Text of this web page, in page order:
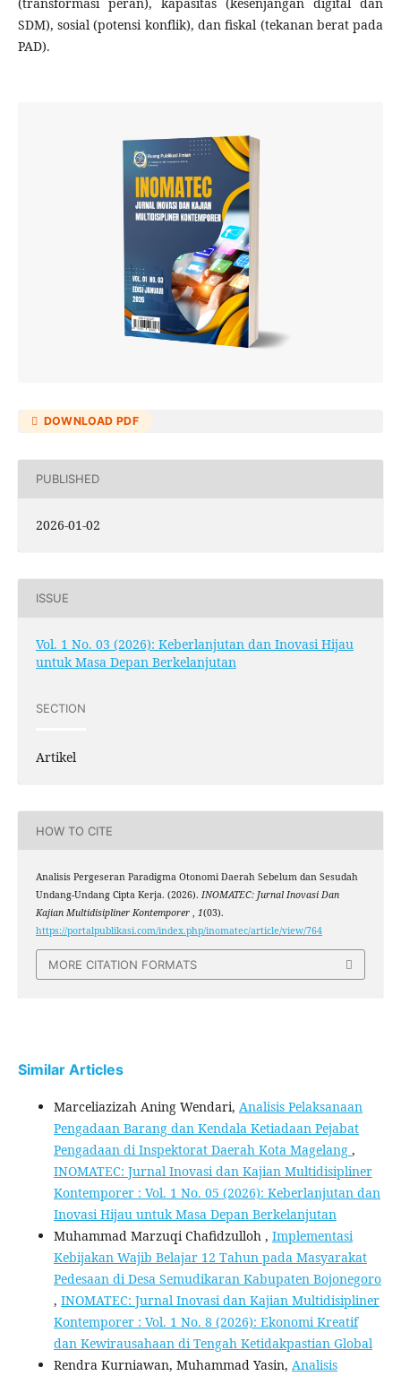
SDM), sosial (potensi konflik), dan fiskal (tekanan berat pada
PAD).
DOWNLOAD PDF
PUBLISHED
2026-01-02
ISSUE
Vol. 1 No. 03 (2026): Keberlanjutan dan Inovasi Hijau
untuk Masa Depan Berkelanjutan
SECTION
Artikel
HOW TO CITE
Analisis Pergeseran Paradigma Otonomi Daerah Sebelum dan Sesudah
Undang-Undang Cipta Kerja. (2026). INOMATEC: Jurnal Inovasi Dan
Kajian Multidisipliner Kontemporer , 1(03).
https://portalpublikasi.com/index.php/inomatec/article/view/764
MORE CITATION FORMATS
Similar Articles
Marceliazizah Aning Wendari, Analisis Pelaksanaan
Pengadaan Barang dan Kendala Ketiadaan Pejabat
Pengadaan di Inspektorat Daerah Kota Magelang ,
INOMATEC: Jurnal Inovasi dan Kajian Multidisipliner
Kontemporer : Vol. 1 No. 05 (2026): Keberlanjutan dan
Inovasi Hijau untuk Masa Depan Berkelanjutan
Muhammad Marzuqi Chafidzulloh , Implementasi
Kebijakan Wajib Belajar 12 Tahun pada Masyarakat
Pedesaan di Desa Semudikaran Kabupaten Bojonegoro
, INOMATEC: Jurnal Inovasi dan Kajian Multidisipliner
Kontemporer : Vol. 1 No. 8 (2026): Ekonomi Kreatif
dan Kewirausahaan di Tengah Ketidakpastian Global
Rendra Kurniawan, Muhammad Yasin, Analisis